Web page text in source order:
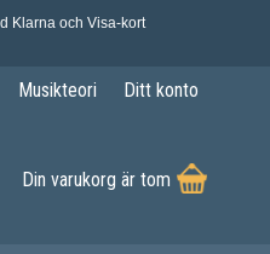
Klarna och Visa-kort
Musikteori Ditt konto
Din varukorg är tom